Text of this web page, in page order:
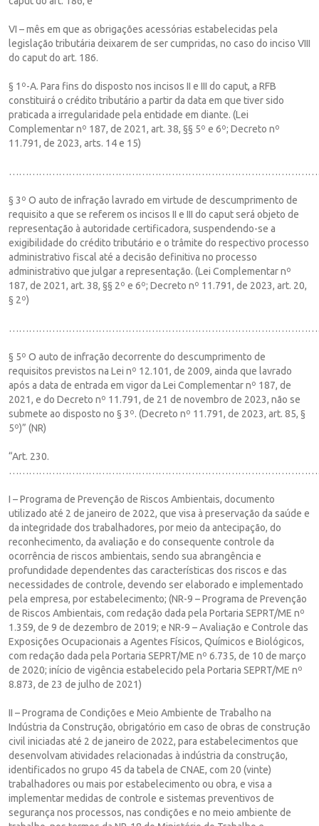
VI – mês em que as obrigações acessórias estabelecidas pela
legislação tributária deixarem de ser cumpridas, no caso do inciso VIII
do caput do art. 186.
§ 1º-A. Para fins do disposto nos incisos II e III do caput, a RFB
constituirá o crédito tributário a partir da data em que tiver sido
praticada a irregularidade pela entidade em diante. (Lei
Complementar nº 187, de 2021, art. 38, §§ 5º e 6º; Decreto nº
11.791, de 2023, arts. 14 e 15)
§ 3º O auto de infração lavrado em virtude de descumprimento de
requisito a que se referem os incisos II e III do caput será objeto de
representação à autoridade certificadora, suspendendo-se a
exigibilidade do crédito tributário e o trâmite do respectivo processo
administrativo fiscal até a decisão definitiva no processo
administrativo que julgar a representação. (Lei Complementar nº
187, de 2021, art. 38, §§ 2º e 6º; Decreto nº 11.791, de 2023, art. 20,
§ 2º)
§ 5º O auto de infração decorrente do descumprimento de
requisitos previstos na Lei nº 12.101, de 2009, ainda que lavrado
após a data de entrada em vigor da Lei Complementar nº 187, de
2021, e do Decreto nº 11.791, de 21 de novembro de 2023, não se
submete ao disposto no § 3º. (Decreto nº 11.791, de 2023, art. 85, §
5º)” (NR)
“Art. 230.
I – Programa de Prevenção de Riscos Ambientais, documento
utilizado até 2 de janeiro de 2022, que visa à preservação da saúde e
da integridade dos trabalhadores, por meio da antecipação, do
reconhecimento, da avaliação e do consequente controle da
ocorrência de riscos ambientais, sendo sua abrangência e
profundidade dependentes das características dos riscos e das
necessidades de controle, devendo ser elaborado e implementado
pela empresa, por estabelecimento; (NR-9 – Programa de Prevenção
de Riscos Ambientais, com redação dada pela Portaria SEPRT/ME nº
1.359, de 9 de dezembro de 2019; e NR-9 – Avaliação e Controle das
Exposições Ocupacionais a Agentes Físicos, Químicos e Biológicos,
com redação dada pela Portaria SEPRT/ME nº 6.735, de 10 de março
de 2020; início de vigência estabelecido pela Portaria SEPRT/ME nº
8.873, de 23 de julho de 2021)
II – Programa de Condições e Meio Ambiente de Trabalho na
Indústria da Construção, obrigatório em caso de obras de construção
civil iniciadas até 2 de janeiro de 2022, para estabelecimentos que
desenvolvam atividades relacionadas à indústria da construção,
identificados no grupo 45 da tabela de CNAE, com 20 (vinte)
trabalhadores ou mais por estabelecimento ou obra, e visa a
implementar medidas de controle e sistemas preventivos de
segurança nos processos, nas condições e no meio ambiente de